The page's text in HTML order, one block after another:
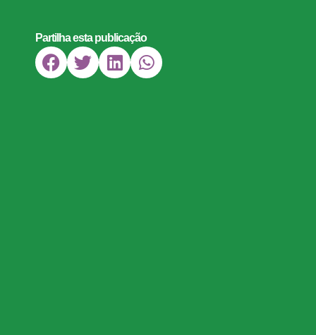
Partilha esta publicação